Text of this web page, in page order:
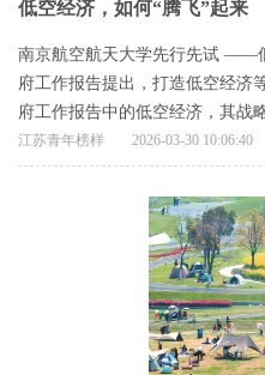
低空经济，如何“腾飞”起来
南京航空航天大学先行先试 ——
府工作报告提出，打造低空经济
府工作报告中的低空经济，其战
江苏青年榜样 2026-03-30 10:06:40